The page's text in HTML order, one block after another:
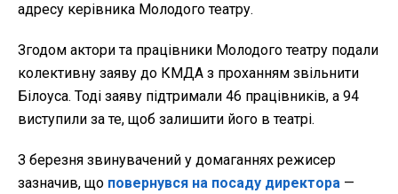
адресу керівника Молодого театру.
Згодом актори та працівники Молодого театру подали
колективну заяву до КМДА з проханням звільнити
Білоуса. Тоді заяву підтримали 46 працівників, а 94
виступили за те, щоб залишити його в театрі.
З березня звинувачений у домаганнях режисер
зазначив, що повернувся на посаду директора —